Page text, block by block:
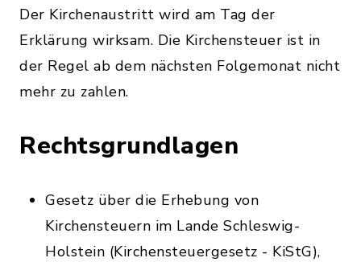
Der Kirchenaustritt wird am Tag der
Erklärung wirksam. Die Kirchensteuer ist in
der Regel ab dem nächsten Folgemonat nicht
mehr zu zahlen.
Rechtsgrundlagen
Gesetz über die Erhebung von
Kirchensteuern im Lande Schleswig-
Holstein (Kirchensteuergesetz - KiStG),